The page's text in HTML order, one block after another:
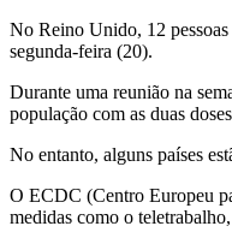
No Reino Unido, 12
segunda-feira (20).
Durante uma reunião na
população com as duas
No entanto, alguns países
O ECDC (Centro Europeu
medidas como o